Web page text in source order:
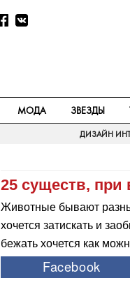
МОДА ЗВЕЗДЫ
ДИЗАЙН
25 существ, при
Животные бывают
хочется затискать и
бежать хочется как